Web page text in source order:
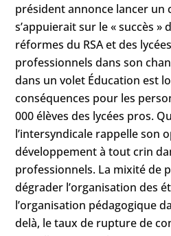
président annonce lancer un
s’appuierait sur le « succès »
réformes du RSA et des
professionnels dans son
dans un volet Éducation est
conséquences pour les
000 élèves des lycées pros.
l’intersyndicale rappelle son
développement à tout crin
professionnels. La mixité de
dégrader l’organisation des
l’organisation pédagogique
delà, le taux de rupture de